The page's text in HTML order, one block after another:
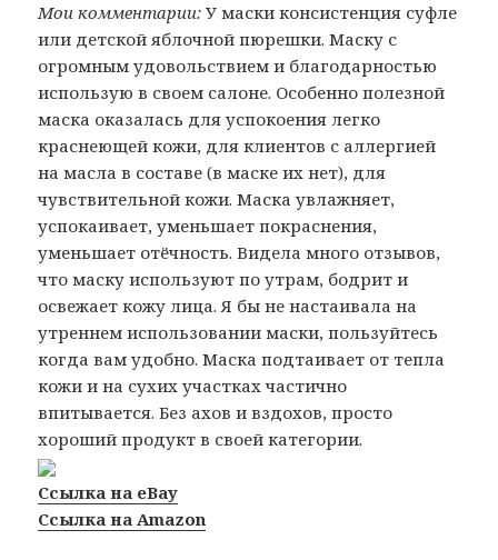
Мои комментарии: У маски консистенция суфле
или детской яблочной пюрешки. Маску с
огромным удовольствием и благодарностью
использую в своем салоне. Особенно полезной
маска оказалась для успокоения легко
краснеющей кожи, для клиентов с аллергией
на масла в составе (в маске их нет), для
чувствительной кожи. Маска увлажняет,
успокаивает, уменьшает покраснения,
уменьшает отёчность. Видела много отзывов,
что маску используют по утрам, бодрит и
освежает кожу лица. Я бы не настаивала на
утреннем использовании маски, пользуйтесь
когда вам удобно. Маска подтаивает от тепла
кожи и на сухих участках частично
впитывается. Без ахов и вздохов, просто
хороший продукт в своей категории.
Ссылка на eBay
Ссылка на Amazon